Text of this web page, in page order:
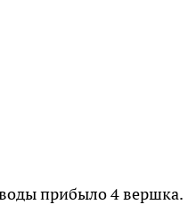
прибыло 4 вершка.